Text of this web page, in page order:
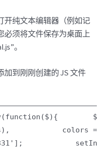
开纯文本编辑器（例如记
必须将文件保存为桌面上
。
到刚刚创建的 JS 文件
function ($){ $(
), colors = [
];